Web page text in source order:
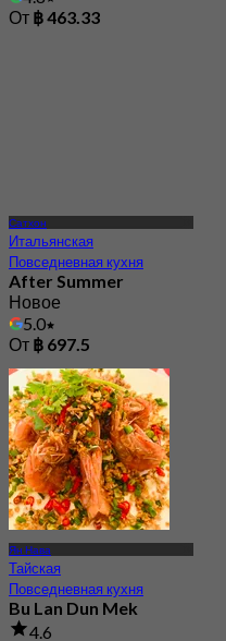
Новое
5.0
От฿ 697.5
Ян Нава
Тайская
Повседневная кухня
4.6
32 Забронировано
От ฿ 283.33